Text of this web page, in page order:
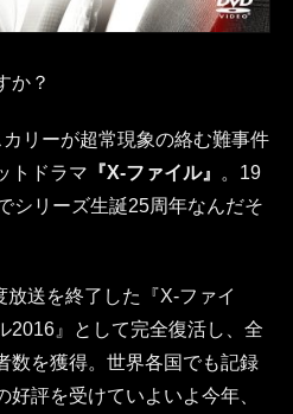
か？
リーが超常現象の絡む難事件
トドラマ 『X-ファイル』
。19
シリーズ生誕25周年なんだそ
送を終了した『X-ファイ
2016』として完全復活し、全
数を獲得。世界各国でも記録
評を受けていよいよ今年、